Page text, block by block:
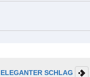
ELEGANTER SCHLAG